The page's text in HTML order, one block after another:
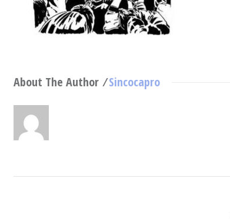
About The Author ⁄Sincocapro